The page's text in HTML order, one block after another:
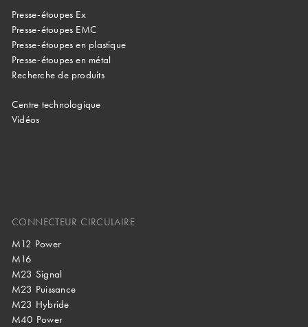
Presse-étoupes Ex
Presse-étoupes EMC
Presse-étoupes en plastique
Presse-étoupes en métal
Recherche de produits
Centre technologique
Vidéos
CONNECTEUR CIRCULAIRE
M12 Power
M16
M23 Signal
M23 Puissance
M23 Hybride
M40 Power